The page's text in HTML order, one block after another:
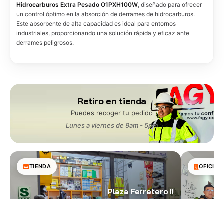
Hidrocarburos Extra Pesado O1PXH100W, diseñado para ofrecer
un control óptimo en la absorción de derrames de hidrocarburos.
Este absorbente de alta capacidad es ideal para entornos
industriales, proporcionando una solución rápida y eficaz ante
derrames peligrosos.
Retiro en tienda
Puedes recoger tu pedido
Lunes a viernes de 9am - 5pm
TIENDA
Plaza Ferretero II
OFICINA